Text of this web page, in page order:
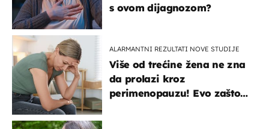
s ovom dijagnozom?
ALARMANTNI REZULTATI NOVE STUDIJE
Više od trećine žena ne zna
da prolazi kroz
perimenopauzu! Evo zašto